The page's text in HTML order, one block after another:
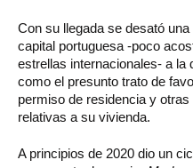
Con su llegada se desató
capital portuguesa -poco
estrellas internacionales- a la
como el presunto trato de
permiso de residencia y
relativas a su vivienda.
A principios de 2020 dio un